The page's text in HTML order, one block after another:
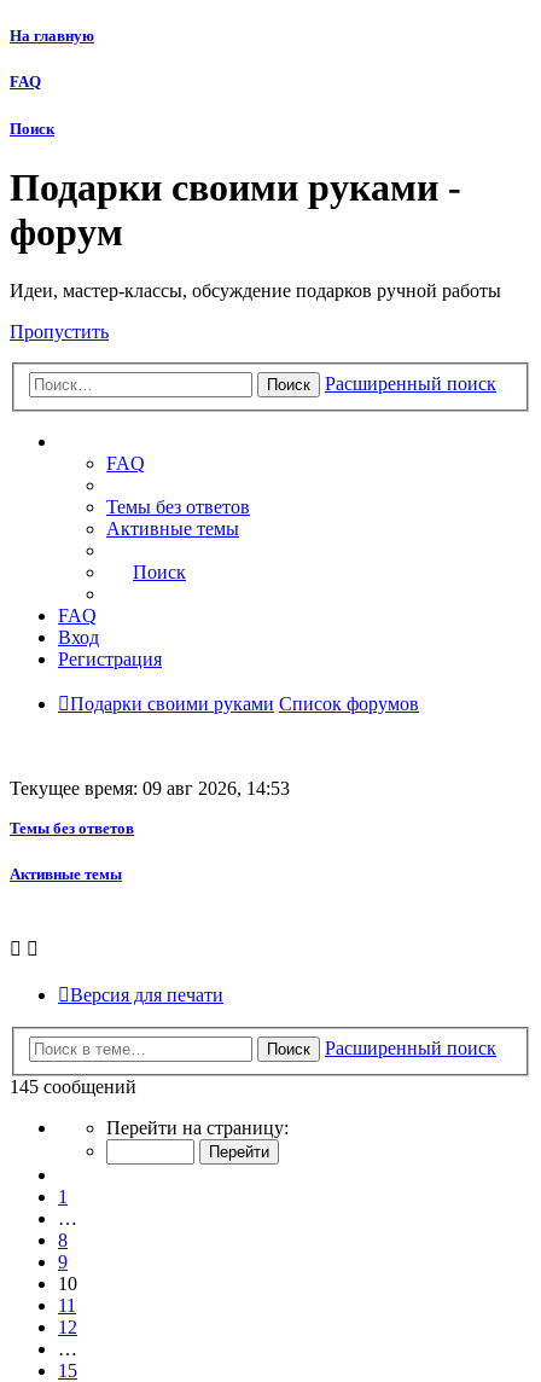
На главную
FAQ
Поиск
Подарки своими руками -
форум
Идеи, мастер-классы, обсуждение подарков ручной работы
Пропустить
Поиск Расширенный поиск
FAQ
Темы без ответов
Активные темы
Поиск
FAQ
Вход
Регистрация
Подарки своими руками Список форумов
Текущее время: 09 авг 2026, 14:53
Темы без ответов
Активные темы
Версия для печати
Поиск
Расширенный поиск
145 сообщений
Страница
15
Перейти на страницу:
1
…
8
9
10
11
12
…
15